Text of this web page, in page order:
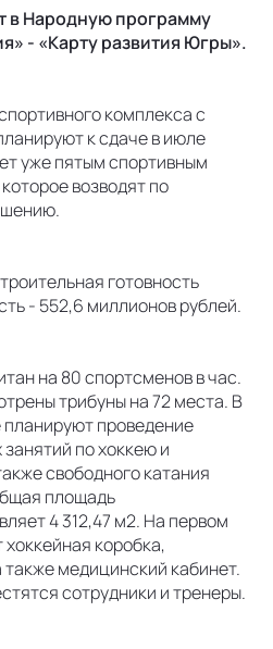
в Народную программу
- «Карту развития Югры».
комплекса с
к сдаче в июле
уже пятым спортивным
возводят по
готовность
- 552,6 миллионов рублей.
на 80 спортсменов в час.
трибуны на 72 места. В
проведение
по хоккею и
свободного катания
площадь
4 312,47 м2. На первом
коробка,
медицинский кабинет.
сотрудники и тренеры.